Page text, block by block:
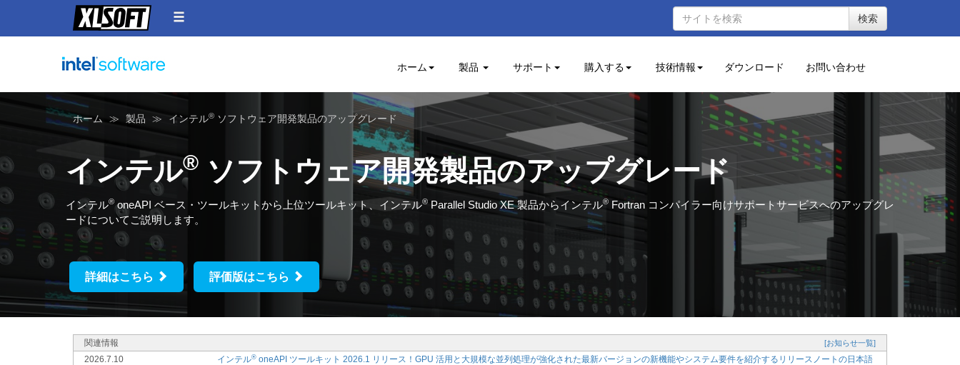
検索
ホーム 製品 サポート 購入する 技術情報 ダウンロード お問い合わせ
ホーム 製品 インテル® ソフトウェア開発製品のアップグレード
インテル® ソフトウェア開発製品のアップグレード
インテル®oneAPI ベース・ツールキットから上位ツールキット、インテル®Parallel Studio XE 製品からインテル® Fortran コンパイラー向けサポートサービスへのアップグレ
ードについてご説明します。
詳細はこちら 評価版はこちら
関連情報 [お知らせ一覧]
2026.7.10 インテル® oneAPI ツールキット 2026.1 リリース！GPU 活用と大規模な並列処理が強化された最新バージョンの新機能やシステム要件を紹介するリリースノートの日本語